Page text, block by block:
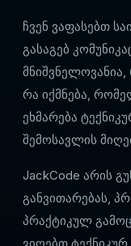
ჩვენ ვაფასებთ
გასაგებ
რა იქმნება,
ეხმარება
შემოსავლის
JackCode არის
განვითარებას,
პრაქტიკულ